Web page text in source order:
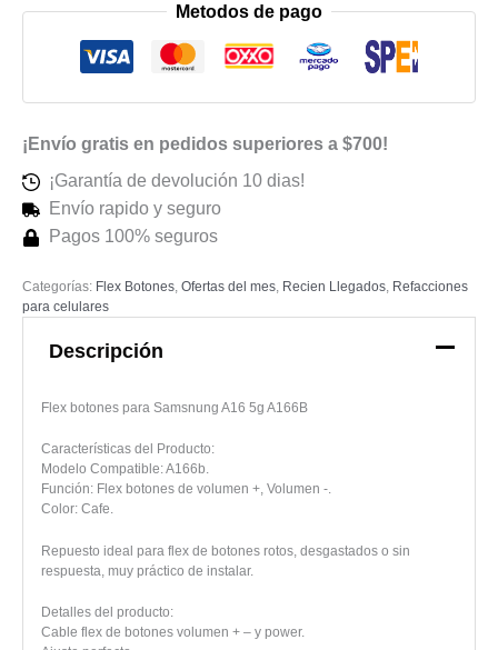
5g
cantidad
Metodos de pago
¡Envío gratis en pedidos superiores a $700!
¡Garantía de devolución 10 dias!
Envío rapido y seguro
Pagos 100% seguros
Categorías: Flex Botones, Ofertas del mes, Recien Llegados, Refacciones
para celulares
Descripción
Flex botones para Samsnung A16 5g A166B
Características del Producto:
Modelo Compatible: A166b.
Función: Flex botones de volumen +, Volumen -.
Color: Cafe.
Repuesto ideal para flex de botones rotos, desgastados o sin
respuesta, muy práctico de instalar.
Detalles del producto:
Cable flex de botones volumen + – y power.